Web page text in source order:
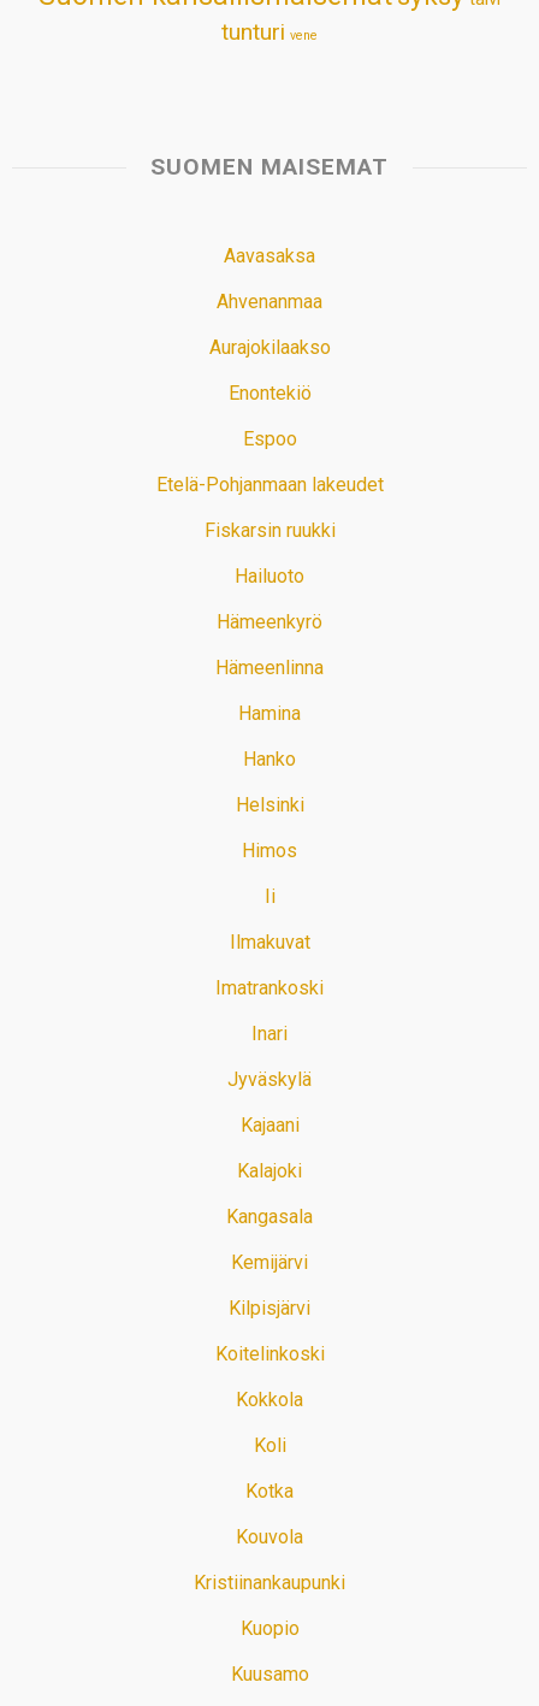
tunturi vene
SUOMEN MAISEMAT
Aavasaksa
Ahvenanmaa
Aurajokilaakso
Enontekiö
Espoo
Etelä-Pohjanmaan lakeudet
Fiskarsin ruukki
Hailuoto
Hämeenkyrö
Hämeenlinna
Hamina
Hanko
Helsinki
Himos
Ii
Ilmakuvat
Imatrankoski
Inari
Jyväskylä
Kajaani
Kalajoki
Kangasala
Kemijärvi
Kilpisjärvi
Koitelinkoski
Kokkola
Koli
Kotka
Kouvola
Kristiinankaupunki
Kuopio
Kuusamo